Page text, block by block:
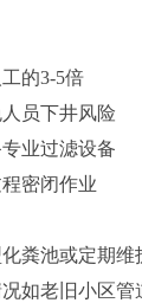
的3-5倍
员下井风险
业过滤设备
密闭作业
粪池或定期维
如老旧小区管